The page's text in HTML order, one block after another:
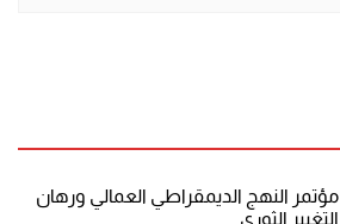
مؤتمر النهج الديمقراطي العمالي ورهان
التغيير الثوري